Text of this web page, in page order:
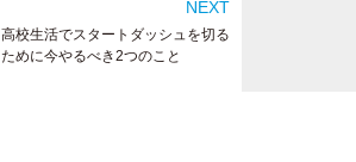
高校生活でスタートダッシュを切る
ために今やるべき2つのこと